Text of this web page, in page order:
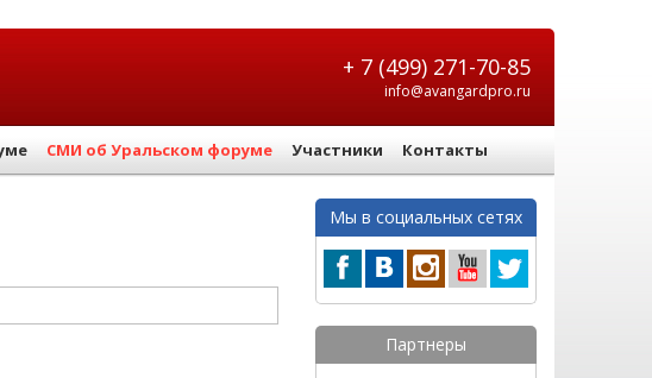
СМИ об Уральском форуме Участники Контакты
+ 7 (499) 271-70-85
info@avangardpro.ru
Мы в социальных сетях
Партнеры